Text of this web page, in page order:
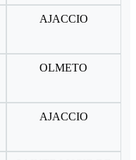
AJACCIO
OLMETO
AJACCIO